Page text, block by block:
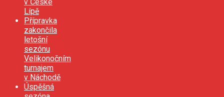
Lípě
Přípravka
zakončila
letošní
sezónu
Velikonočním
turnajem
v Náchodě
Úspěšná